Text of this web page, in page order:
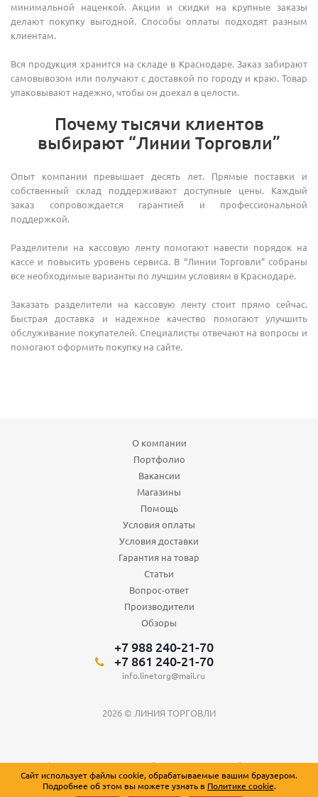
минимальной наценкой. Акции и скидки на крупные заказы
делают покупку выгодной. Способы оплаты подходят разным
клиентам.
Вся продукция хранится на складе в Краснодаре. Заказ забирают
самовывозом или получают с доставкой по городу и краю. Товар
упаковывают надежно, чтобы он доехал в целости.
Почему тысячи клиентов
выбирают “Линии Торговли”
Опыт компании превышает десять лет. Прямые поставки и
собственный склад поддерживают доступные цены. Каждый
заказ сопровождается гарантией и профессиональной
поддержкой.
Разделители на кассовую ленту помогают навести порядок на
кассе и повысить уровень сервиса. В “Линии Торговли” собраны
все необходимые варианты по лучшим условиям в Краснодаре.
Заказать разделители на кассовую ленту стоит прямо сейчас.
Быстрая доставка и надежное качество помогают улучшить
обслуживание покупателей. Специалисты отвечают на вопросы и
помогают оформить покупку на сайте.
О компании
Портфолио
Вакансии
Магазины
Помощь
Условия оплаты
Условия доставки
Гарантия на товар
Статьи
Вопрос-ответ
Производители
Обзоры
+7 988 240-21-70
+7 861 240-21-70
info.linetorg@mail.ru
2026 © ЛИНИЯ ТОРГОВЛИ
Вся информация о товарах на сайте носит справочный характер и не
является публичной офертой, определяемой положениями Статьи 437
Гражданского кодекса Российской Федерации.
Сайт использует файлы cookie, обрабатываемые вашим браузером.
Подробнее об этом вы можете узнать в Политике cookie.